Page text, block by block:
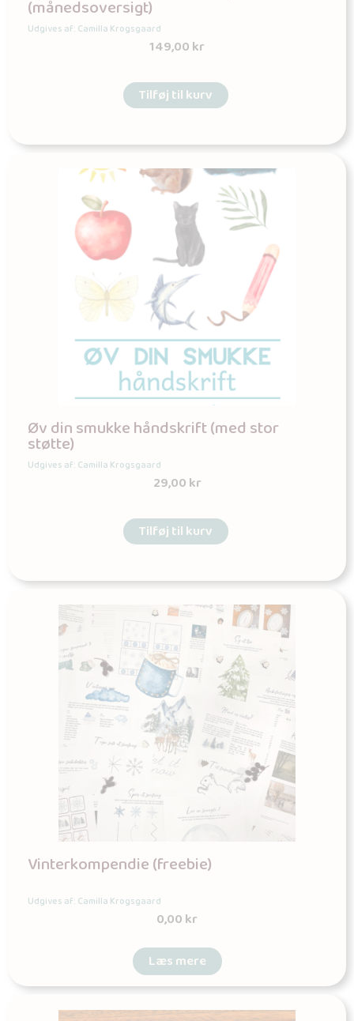
(månedsoversigt)
Udgives af: Camilla Krogsgaard
149,00kr
Tilføj til kurv
Øv din smukke håndskrift (med stor
støtte)
Udgives af: Camilla Krogsgaard
29,00kr
Tilføj til kurv
Vinterkompendie (freebie)
Udgives af: Camilla Krogsgaard
0,00kr
Læs mere